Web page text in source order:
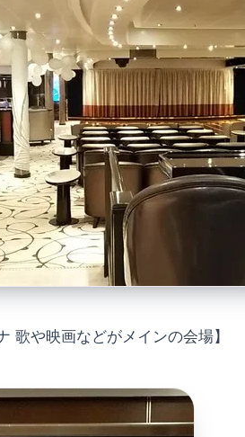
歌や映画などがメインの会場】